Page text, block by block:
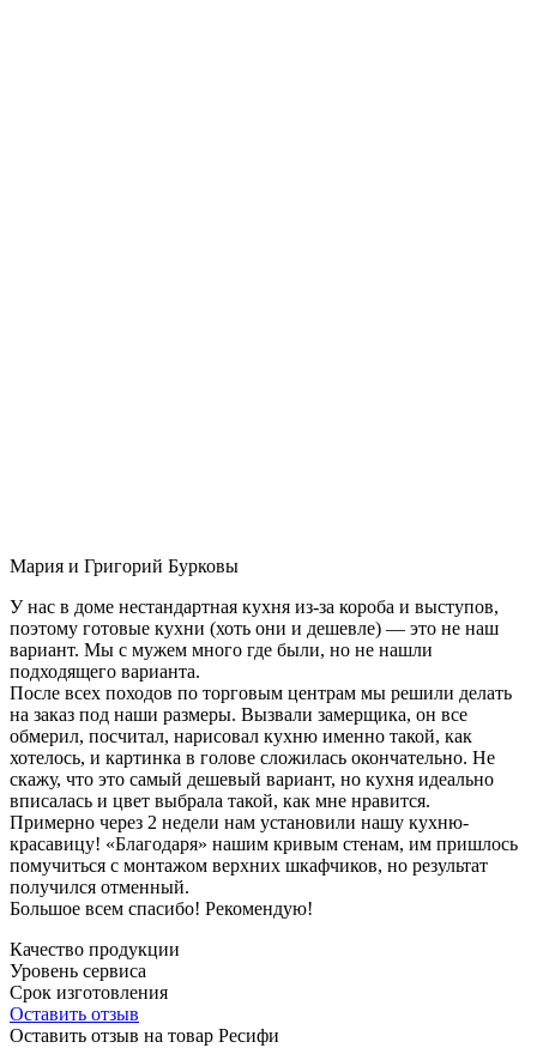
Мария и Григорий Бурковы
У нас в доме нестандартная кухня из-за короба и выступов,
поэтому готовые кухни (хоть они и дешевле) — это не наш
вариант. Мы с мужем много где были, но не нашли
подходящего варианта.
После всех походов по торговым центрам мы решили делать
на заказ под наши размеры. Вызвали замерщика, он все
обмерил, посчитал, нарисовал кухню именно такой, как
хотелось, и картинка в голове сложилась окончательно. Не
скажу, что это самый дешевый вариант, но кухня идеально
вписалась и цвет выбрала такой, как мне нравится.
Примерно через 2 недели нам установили нашу кухню-
красавицу! «Благодаря» нашим кривым стенам, им пришлось
помучиться с монтажом верхних шкафчиков, но результат
получился отменный.
Большое всем спасибо! Рекомендую!
Качество продукции
Уровень сервиса
Срок изготовления
Оставить отзыв
Оставить отзыв на товар Ресифи